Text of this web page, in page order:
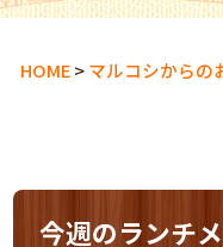
HOME>マルコシからの
今週のランチ